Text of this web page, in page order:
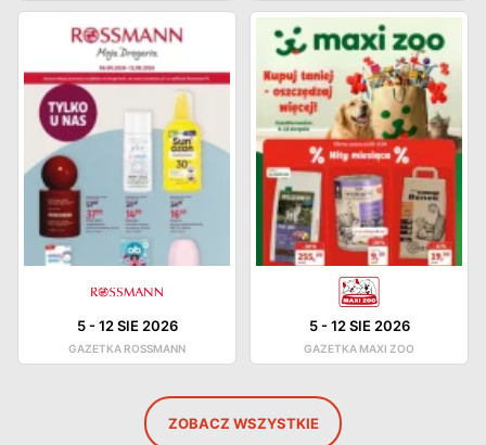
5-12 SIE 2026
GAZETKA ROSSMANN
5-12 SIE 2026
GAZETKA MAXI ZOO
ZOBACZ WSZYSTKIE